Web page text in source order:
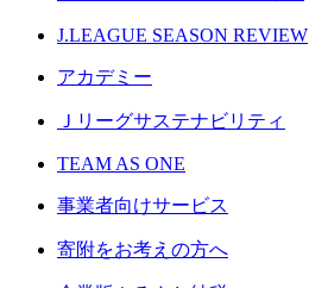
J.LEAGUE SEASON REVIEW
アカデミー
Ｊリーグサステナビリティ
TEAM AS ONE
事業者向けサービス
寄附をお考えの方へ